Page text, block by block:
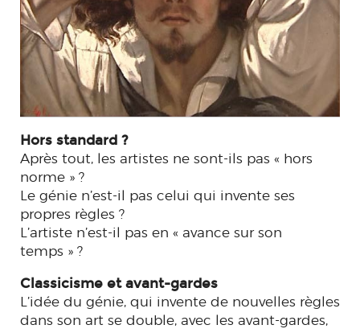
Hors standard ?
Après tout, les artistes ne sont-ils pas « hors
norme » ?
Le génie n’est-il pas celui qui invente ses
propres règles ?
L’artiste n’est-il pas en « avance sur son
temps » ?
Classicisme et avant-gardes
L’idée du génie, qui invente de nouvelles règles
dans son art se double, avec les avant-gardes,